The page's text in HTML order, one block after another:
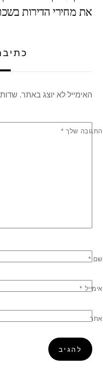
o
p
את מחירי הדירות
האימייל לא יוצג באתר.
התגובה שלך *
שם *
אימייל *
אתר